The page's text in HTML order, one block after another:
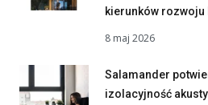
kierunków rozwoju
8 maj 2026
Salamander
izolacyjność